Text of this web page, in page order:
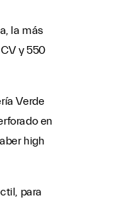
la más
y 550
Verde
en
high
para